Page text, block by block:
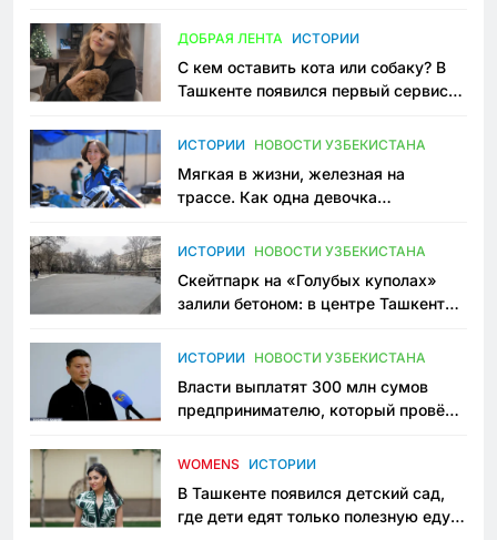
ДОБРАЯ ЛЕНТА ИСТОРИИ
С кем оставить кота или собаку? В
Ташкенте появился первый сервис
ИСТОРИИ НОВОСТИ УЗБЕКИСТАНА
Мягкая в жизни, железная на
трассе. Как одна девочка
Узбекистане
ИСТОРИИ НОВОСТИ УЗБЕКИСТАНА
Скейтпарк на «Голубых куполах»
залили бетоном: в центре Ташкента
пространство
ИСТОРИИ НОВОСТИ УЗБЕКИСТАНА
Власти выплатят 300 млн сумов
предпринимателю, который провёл
приговору
WOMENS ИСТОРИИ
В Ташкенте появился детский сад,
где дети едят только полезную еду.